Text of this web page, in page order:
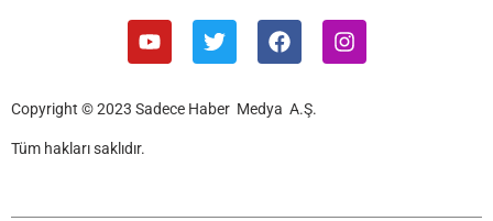
Copyright © 2023 Sadece Haber Medya A.Ş.
Tüm hakları saklıdır.